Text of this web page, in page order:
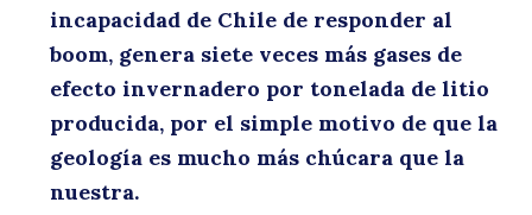
incapacidad de Chile de responder al
boom, genera siete veces más gases de
efecto invernadero por tonelada de litio
producida, por el simple motivo de que la
geología es mucho más chúcara que la
nuestra.